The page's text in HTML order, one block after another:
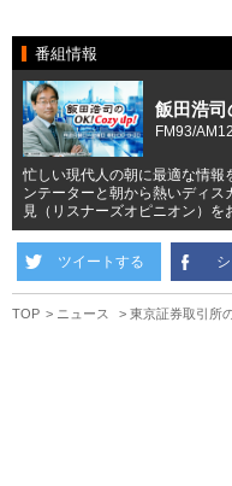
番組情報
飯田浩
FM93/
忙しい現代人の朝に最適な情報
ンテーターと朝から熱いディ
見（リスナーズオピニオン）を
ツイートする
TOP ニュース 東京証券取引所